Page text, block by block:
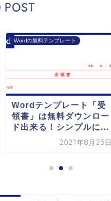
POST
Wordの無料テンプレート
Wordテンプレート「受
領書」は無料ダウンロー
ド出来る！シンプルに...
2021年8月25日